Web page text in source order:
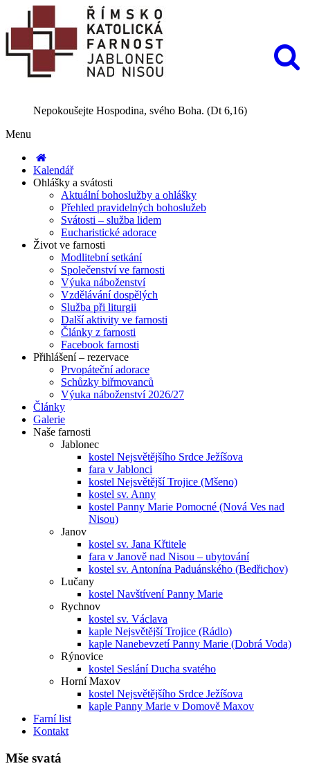
Nepokoušejte Hospodina, svého Boha. (Dt 6,16)
Menu
Kalendář
Ohlášky a svátosti
Aktuální bohoslužby a ohlášky
Přehled pravidelných bohoslužeb
Svátosti – služba lidem
Eucharistické adorace
Život ve farnosti
Modlitební setkání
Společenství ve farnosti
Výuka náboženství
Vzdělávání dospělých
Služba při liturgii
Další aktivity ve farnosti
Články z farnosti
Facebook farnosti
Přihlášení – rezervace
Prvopáteční adorace
Schůzky biřmovanců
Výuka náboženství 2026/27
Články
Galerie
Naše farnosti
Jablonec
kostel Nejsvětějšího Srdce Ježíšova
fara v Jablonci
kostel Nejsvětější Trojice (Mšeno)
kostel sv. Anny
kostel Panny Marie Pomocné (Nová Ves nad
Nisou)
Janov
kostel sv. Jana Křtitele
fara v Janově nad Nisou – ubytování
kostel sv. Antonína Paduánského (Bedřichov)
Lučany
kostel Navštívení Panny Marie
Rychnov
kostel sv. Václava
kaple Nejsvětější Trojice (Rádlo)
kaple Nanebevzetí Panny Marie (Dobrá Voda)
Rýnovice
kostel Seslání Ducha svatého
Horní Maxov
kostel Nejsvětějšího Srdce Ježíšova
kaple Panny Marie v Domově Maxov
Farní list
Kontakt
Mše svatá